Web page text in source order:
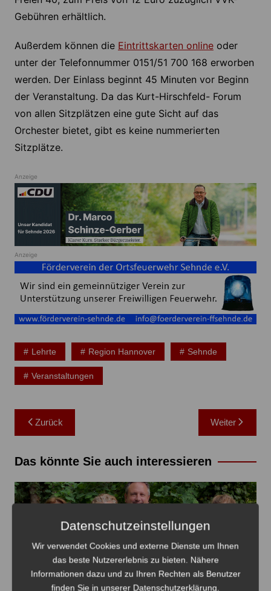
Gebühren erhältlich.
Außerdem können die Eintrittskarten onlineoder
unter der Telefonnummer 0151/51 700 168 erworben
werden. Der Einlass beginnt 45 Minuten vor Beginn
der Veranstaltung. Da das Kurt-Hirschfeld- Forum
von allen Sitzplätzen eine gute Sicht auf das
Orchester bietet, gibt es keine nummerierten
Sitzplätze.
Anzeige
Anzeige
Lehrte Region Hannover Sehnde
Veranstaltungen
Beitragsnavigation
Zurück Weiter
Das könnte Sie auch interessieren
Datenschutzeinstellungen
Wir verwendet Cookies und externe Dienste um Ihnen
das beste Nutzererlebnis zu bieten. Nähere
Informationen dazu und zu Ihren Rechten als Benutzer
finden Sie in unserer Datenschutzerklärung.